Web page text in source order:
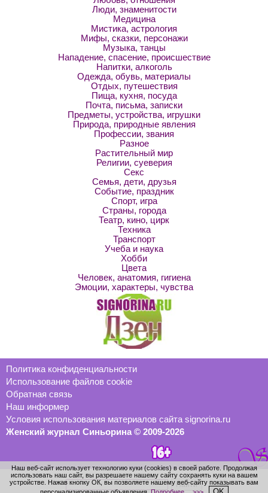
Люди, знаменитости
Медицина
Мистика, астрология
Мифы, сказки, персонажи
Музыка, танцы
Нападение, спасение, происшествие
Напитки, алкоголь
Одежда, обувь, материалы
Отдых, путешествия
Пища, кухня, посуда
Почта, письма, записки
Предметы, устройства, игрушки
Природа, природные явления
Профессии, звания
Разное
Растительный мир
Религии, суеверия
Секс
Семья, дети, друзья
Событие, праздник
Спорт, игра
Страны, города
Театр, кино, цирк
Техника
Транспорт
Учеба и наука
Хобби
Цвета
Человек, анатомия, гигиена
Эмоции, характеры, чувства
Политика конфиденциальности
Использование файлов cookie
Обратная связь
Наш информер
Условия использования материалов сайта signorina.ru
Женский журнал Синьорина © 2009-2026
Наш веб-сайт использует технологию куки (cookies) в своей работе. Продолжая
использовать наш сайт, вы разрешаете нашему сайту сохранять куки на вашем
устройстве. Нажав кнопку ОК, вы позволяете нашему веб-сайту показывать вам